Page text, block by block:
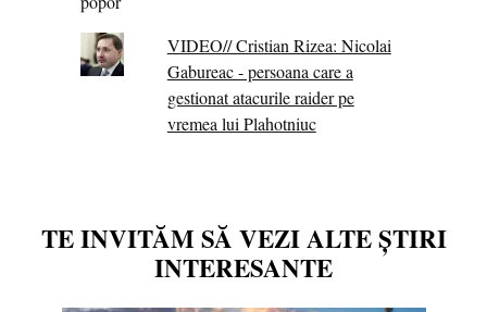
VIDEO// Cristian Rizea: Nicolai
Gabureac - persoana care a
gestionat atacurile raider pe
vremea lui Plahotniuc
TE INVITĂM SĂ VEZI ALTE ȘTIRI
INTERESANTE